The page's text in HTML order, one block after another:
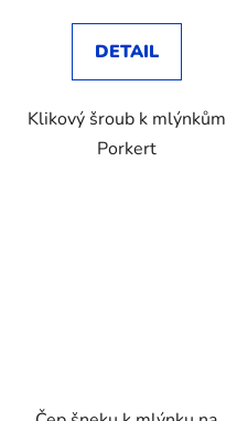
DETAIL
Klikový šroub k mlýnkům
Porkert